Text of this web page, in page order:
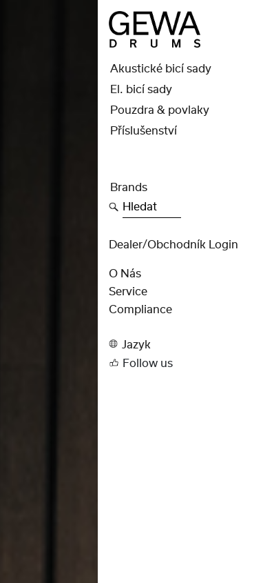
Akustické bicí sady
El. bicí sady
Pouzdra & povlaky
Příslušenství
Brands
Hledat
Dealer/obchodník Login
O Nás
Service
Compliance
Jazyk
Follow us